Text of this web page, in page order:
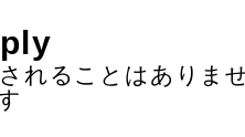
れることはありま